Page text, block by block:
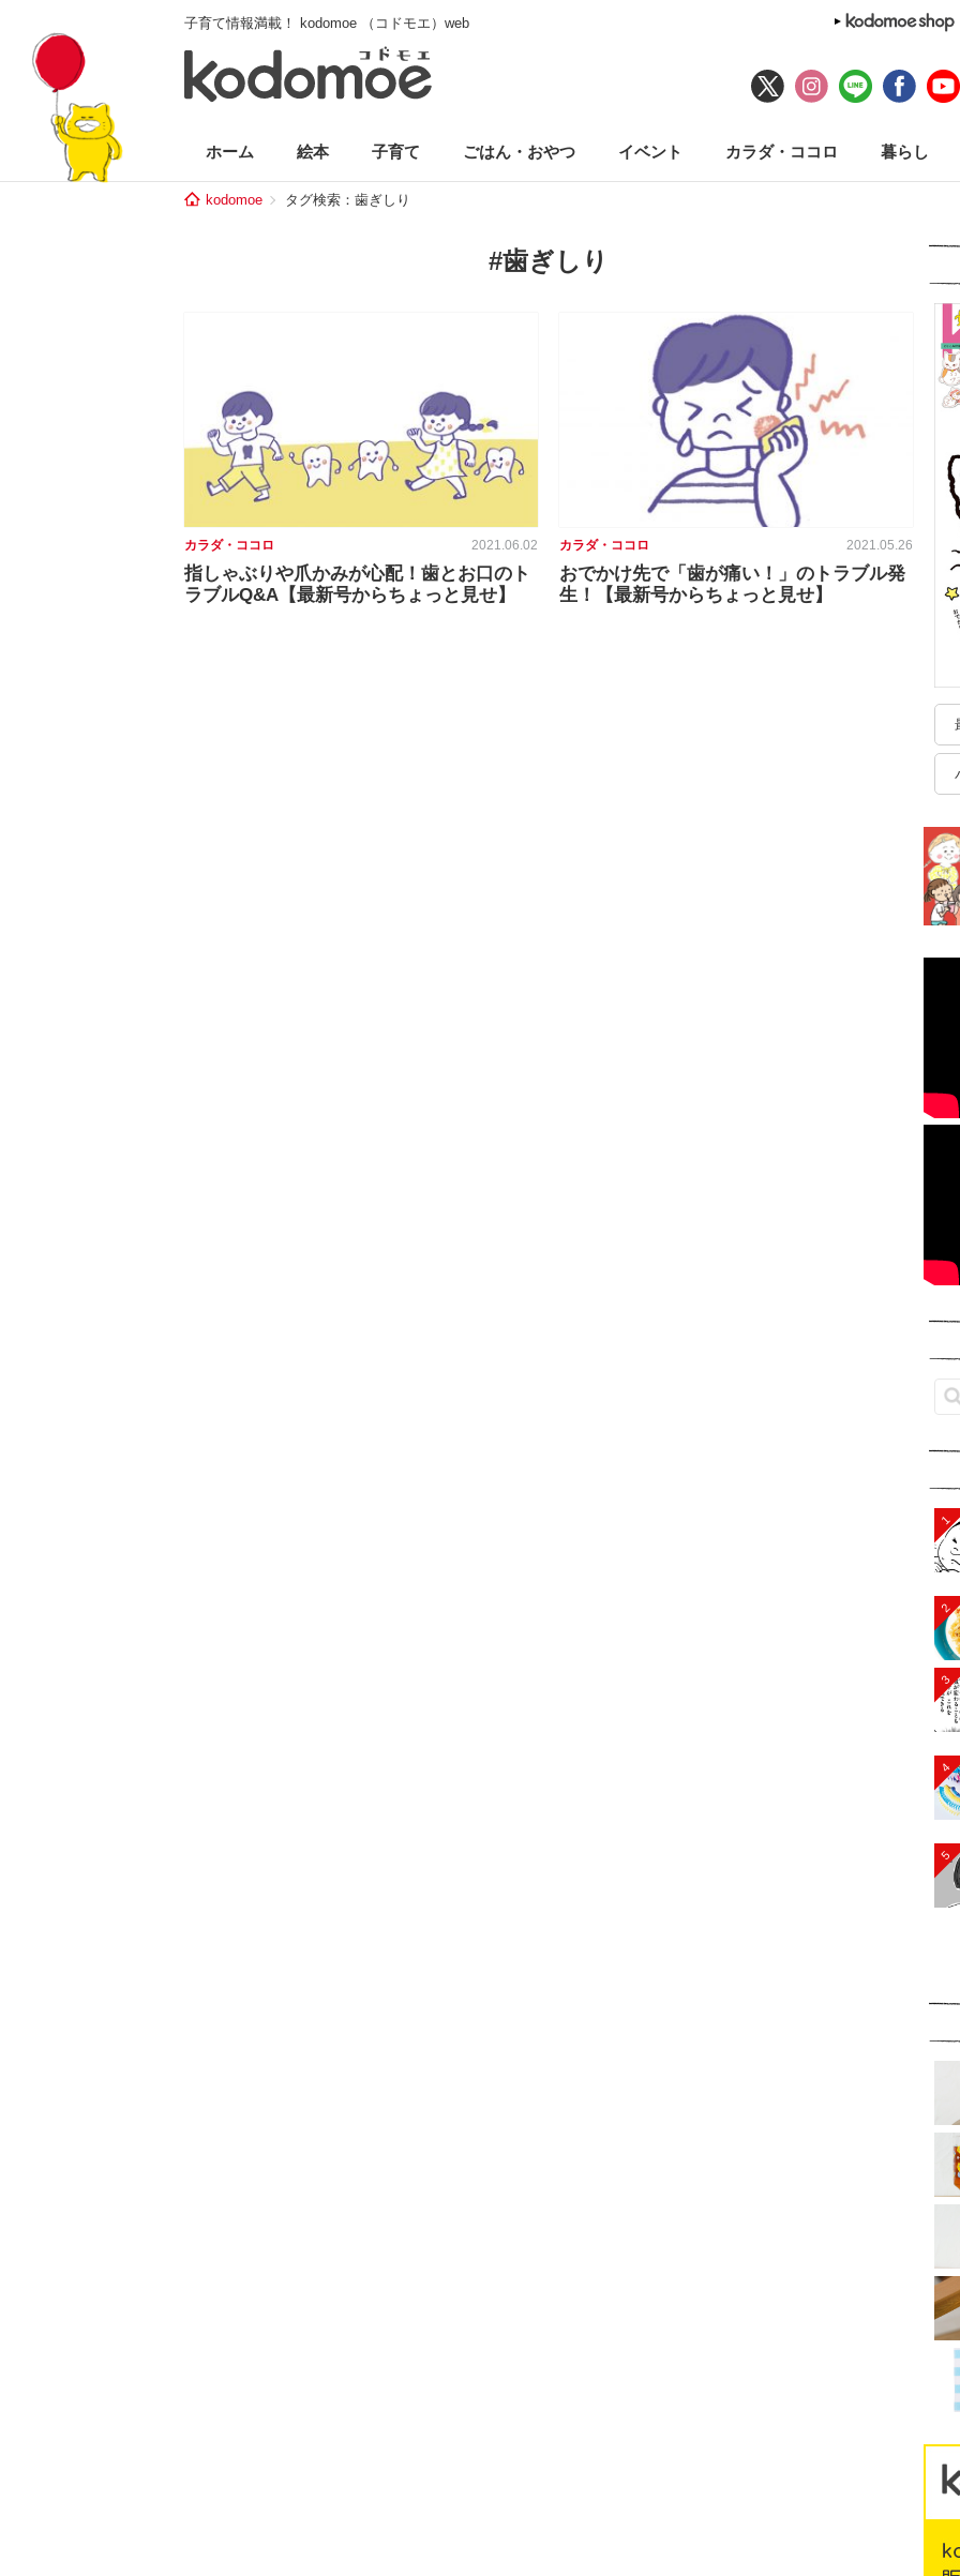
子育て情報満載！ kodomoe （コドモエ）web
ホーム 絵本 子育て ごはん・おやつ イベント カラダ・ココロ 暮らし
kodomoe タグ検索：歯ぎしり
#歯ぎしり
カラダ・ココロ 2021.06.02
指しゃぶりや爪かみが心配！歯とお口のト
ラブルQ&A【最新号からちょっと見せ】
カラダ・ココロ 2021.05.26
おでかけ先で「歯が痛い！」のトラブル発
生！【最新号からちょっと見せ】
1
2
3
4
5